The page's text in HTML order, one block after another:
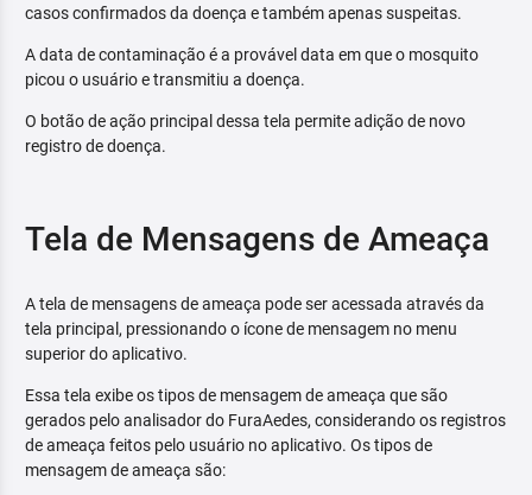
casos confirmados da doença e também apenas suspeitas.
A data de contaminação é a provável data em que o mosquito
picou o usuário e transmitiu a doença.
O botão de ação principal dessa tela permite adição de novo
registro de doença.
Tela de Mensagens de Ameaça
A tela de mensagens de ameaça pode ser acessada através da
tela principal, pressionando o ícone de mensagem no menu
superior do aplicativo.
Essa tela exibe os tipos de mensagem de ameaça que são
gerados pelo analisador do FuraAedes, considerando os registros
de ameaça feitos pelo usuário no aplicativo. Os tipos de
mensagem de ameaça são: